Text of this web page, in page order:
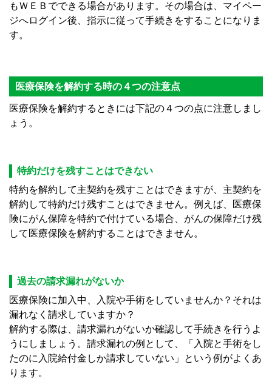
もＷＥＢでできる場合があります。その場合は、マイペー
ジへログイン後、指示に従って手続きをすることになりま
す。
医療保険を解約する時の４つの注意点
医療保険を解約するときには下記の４つの点に注意しまし
ょう。
特約だけを残すことはできない
特約を解約して主契約を残すことはできますが、主契約を
解約して特約だけ残すことはできません。例えば、医療保
険にがん保障を特約で付けている場合、がんの保障だけ残
して医療保険を解約することはできません。
過去の請求漏れがないか
医療保険に加入中、入院や手術をしていませんか？それは
漏れなく請求していますか？
解約する際は、請求漏れがないか確認して手続きを行うよ
うにしましょう。請求漏れの例として、「入院と手術をし
たのに入院給付金しか請求していない」という例がよくあ
ります。